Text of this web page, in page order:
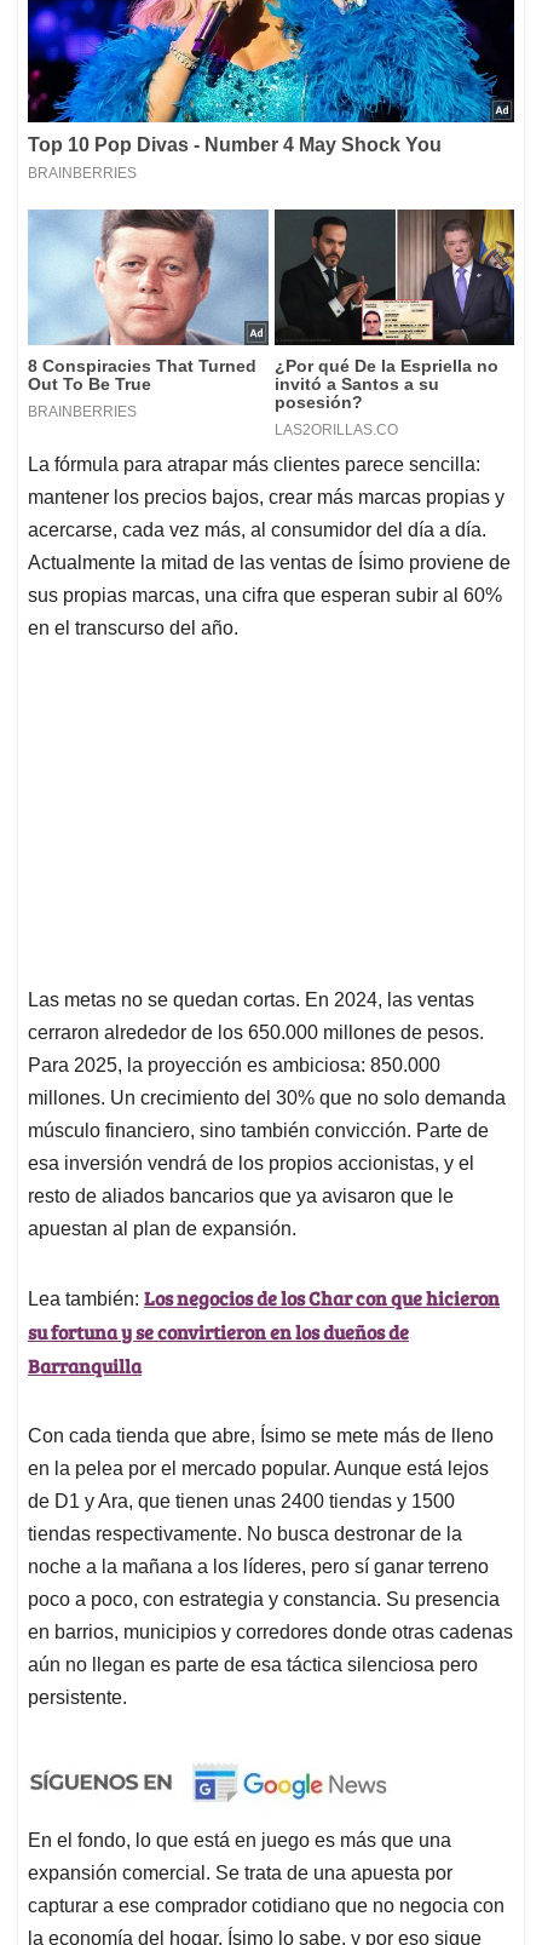
La fórmula para atrapar más clientes parece sencilla:
mantener los precios bajos, crear más marcas propias y
acercarse, cada vez más, al consumidor del día a día.
Actualmente la mitad de las ventas de Ísimo proviene de
sus propias marcas, una cifra que esperan subir al 60%
en el transcurso del año.
Las metas no se quedan cortas. En 2024, las ventas
cerraron alrededor de los 650.000 millones de pesos.
Para 2025, la proyección es ambiciosa: 850.000
millones. Un crecimiento del 30% que no solo demanda
músculo financiero, sino también convicción. Parte de
esa inversión vendrá de los propios accionistas, y el
resto de aliados bancarios que ya avisaron que le
apuestan al plan de expansión.
Lea también: Los negocios de los Char con que hicieron
su fortuna y se convirtieron en los dueños de
Barranquilla
Con cada tienda que abre, Ísimo se mete más de lleno
en la pelea por el mercado popular. Aunque está lejos
de D1 y Ara, que tienen unas 2400 tiendas y 1500
tiendas respectivamente. No busca destronar de la
noche a la mañana a los líderes, pero sí ganar terreno
poco a poco, con estrategia y constancia. Su presencia
en barrios, municipios y corredores donde otras cadenas
aún no llegan es parte de esa táctica silenciosa pero
persistente.
En el fondo, lo que está en juego es más que una
expansión comercial. Se trata de una apuesta por
capturar a ese comprador cotidiano que no negocia con
la economía del hogar. Ísimo lo sabe, y por eso sigue